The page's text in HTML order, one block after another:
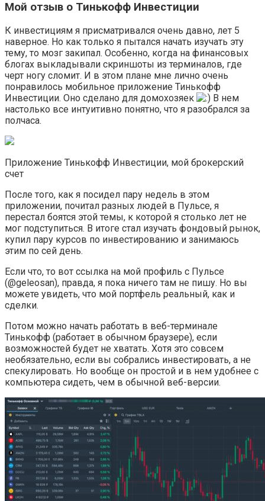
Мой отзыв о Тинькофф Инвестиции
К инвестициям я присматривался очень давно, лет 5
наверное. Но как только я пытался начать изучать эту
тему, то мозг закипал. Особенно, когда на финансовых
блогах выкладывали скриншоты из терминалов, где
черт ногу сломит. И в этом плане мне лично очень
понравилось мобильное приложение Тинькофф
Инвестиции. Оно сделано для домохозяек
В нем
настолько все интуитивно понятно, что я разобрался за
полчаса.
Приложение Тинькофф Инвестиции, мой брокерский
счет
После того, как я посидел пару недель в этом
приложении, почитал разных людей в Пульсе, я
перестал боятся этой темы, к которой я столько лет не
мог подступиться. В итоге стал изучать фондовый рынок,
купил пару курсов по инвестированию и занимаюсь
этим по сей день.
Если что, то вот ссылка на мой профиль с Пульсе
(@geleosan), правда, я пока ничего там не пишу. Но вы
можете увидеть, что мой портфель реальный, как и
сделки.
Потом можно начать работать в веб-терминале
Тинькофф (работает в обычном браузере), если
возможностей будет не хватать. Хотя это совсем
необязательно, если вы собрались инвестировать, а не
спекулировать. Но вообще он простой и в нем удобнее с
компьютера сидеть, чем в обычной веб-версии.